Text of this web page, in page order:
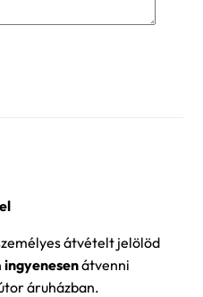
átvételt jelölöd
ingyenesenátvenni
áruházban.